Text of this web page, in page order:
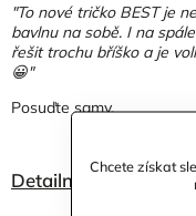
Chcete získat
"To nové tričko BEST je
bavlnu na sobě. I na
řešit trochu bříško a je
😀"
Posuďte samy.
Detailní informace